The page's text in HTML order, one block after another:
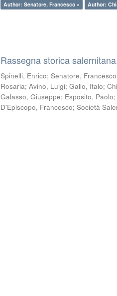
Author: Senatore, Francesco ×
Author:
Rassegna storica
Spinelli, Enrico;Senatore, Francesco
Rosaria;Avino, Luigi;Gallo, Italo;
Galasso, Giuseppe; Esposito, Paolo;
D'Episcopo, Francesco;Società